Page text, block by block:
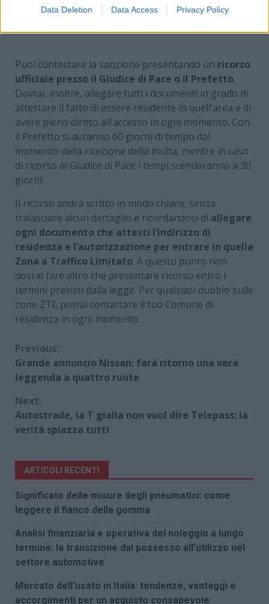
Data Deletion Data Access Privacy Policy
dovuta: così non paghi nemmeno un euro se sei
Puoi contestare la sanzione presentando un ricorso
ufficiale presso il Giudice di Pace o il Prefetto.
Dovrai, inoltre, allegare tutti i documenti in grado di
attestare il fatto di essere residente in quell’area e di
avere pieno diritto all’accesso in ogni momento. Con
il Prefetto si avranno 60 giorni di tempo dal
momento della ricezione della multa, mentre in caso
di ricorso al Giudice di Pace i tempi scenderanno a 30
giorni.
Il ricorso andrà scritto in modo chiaro, senza
tralasciare alcun dettaglio e ricordandosi di allegare
ogni documento che attesti l’indirizzo di
residenza e l’autorizzazione per entrare in quella
Zona a Traffico Limitato. A questo punto non
dovrai fare altro che presentare ricorso entro i
termini previsti dalla legge. Per qualsiasi dubbio sulle
zone ZTL potrai contattare il tuo Comune di
residenza in ogni momento.
Continue
Reading
Previous:
Grande annuncio Nissan: farà ritorno una vera
leggenda a quattro ruote
Next:
Autostrade, la T gialla non vuol dire Telepass: la
verità spiazza tutti
ARTICOLI RECENTI
Significato delle misure degli pneumatici: come
leggere il fianco della gomma
Analisi finanziaria e operativa del noleggio a lungo
termine: la transizione dal possesso all’utilizzo nel
settore automotive
Mercato dell’usato in Italia: tendenze, vantaggi e
accorgimenti per un acquisto consapevole